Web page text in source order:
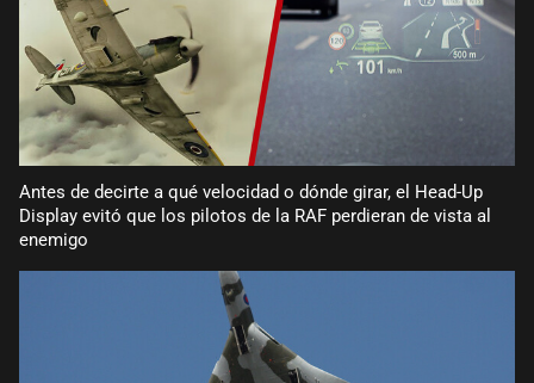
Antes de decirte a qué velocidad o dónde girar, el Head-Up
Display evitó que los pilotos de la RAF perdieran de vista al
enemigo